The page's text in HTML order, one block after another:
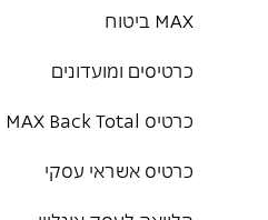
MAX ביטוח
כרטיסים ומועדונים
כרטיס MAX Back Total
כרטיס אשראי עסקי